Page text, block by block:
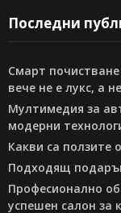
Последни
Смарт
вече не е лукс, а
Мултимедия за
модерни
Какви са ползите
Подходящ
Професионално
успешен салон за